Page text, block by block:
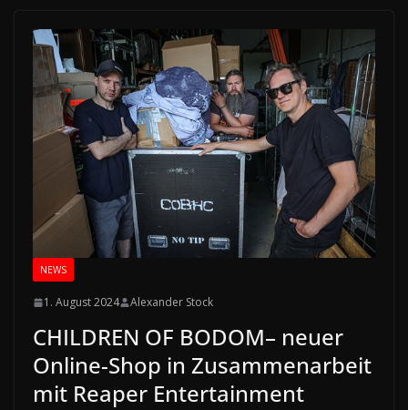
NEWS
1. August 2024 Alexander Stock
CHILDREN OF BODOM– neuer
Online-Shop in Zusammenarbeit
mit Reaper Entertainment